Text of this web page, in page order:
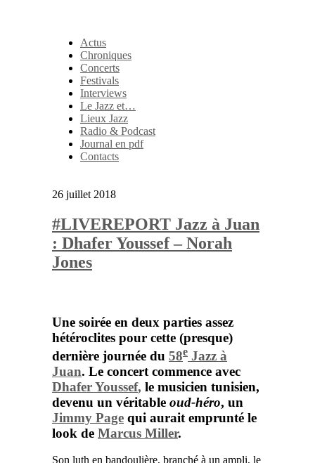
Actus
Chroniques
Concerts
Festivals
Interviews
Le Jazz et…
Lieux Jazz
Radio & Podcast
Journal en pdf
Contacts
26 juillet 2018
#LIVEREPORT Jazz à Juan
: Dhafer Youssef – Norah
Jones
Une soirée en deux parties assez
hétéroclites pour cette (presque)
dernière journée du 58e Jazz à
Juan. Le concert commence avec
Dhafer Youssef, le musicien tunisien,
devenu un véritable oud-héro, un
Jimmy Page qui aurait emprunté le
look de Marcus Miller.
Son luth en bandoulière, branché à un ampli, le